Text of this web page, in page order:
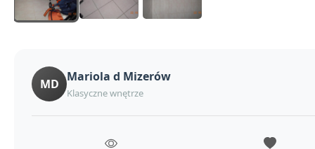
MD Mariola d Mizerów
Klasyczne wnętrze